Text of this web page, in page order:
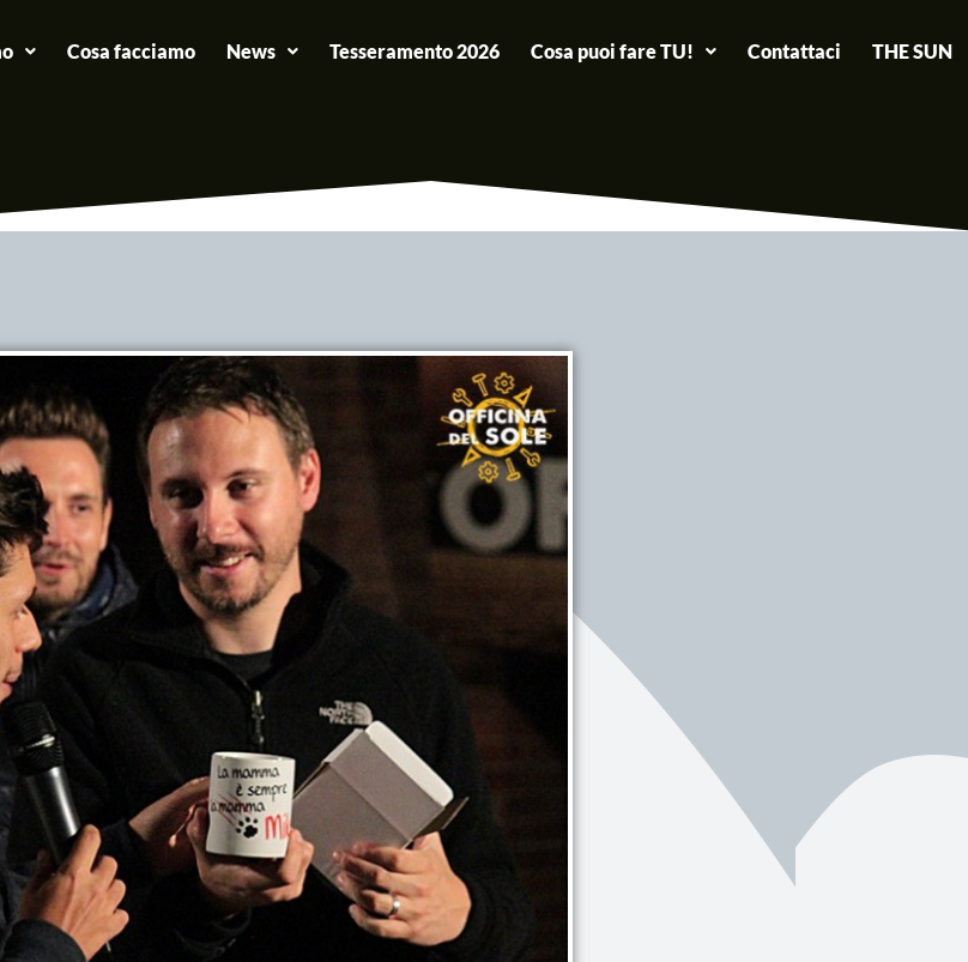
Cosa facciamo News Tesseramento 2026 Cosa puoi fare TU! Contattaci THE SUN